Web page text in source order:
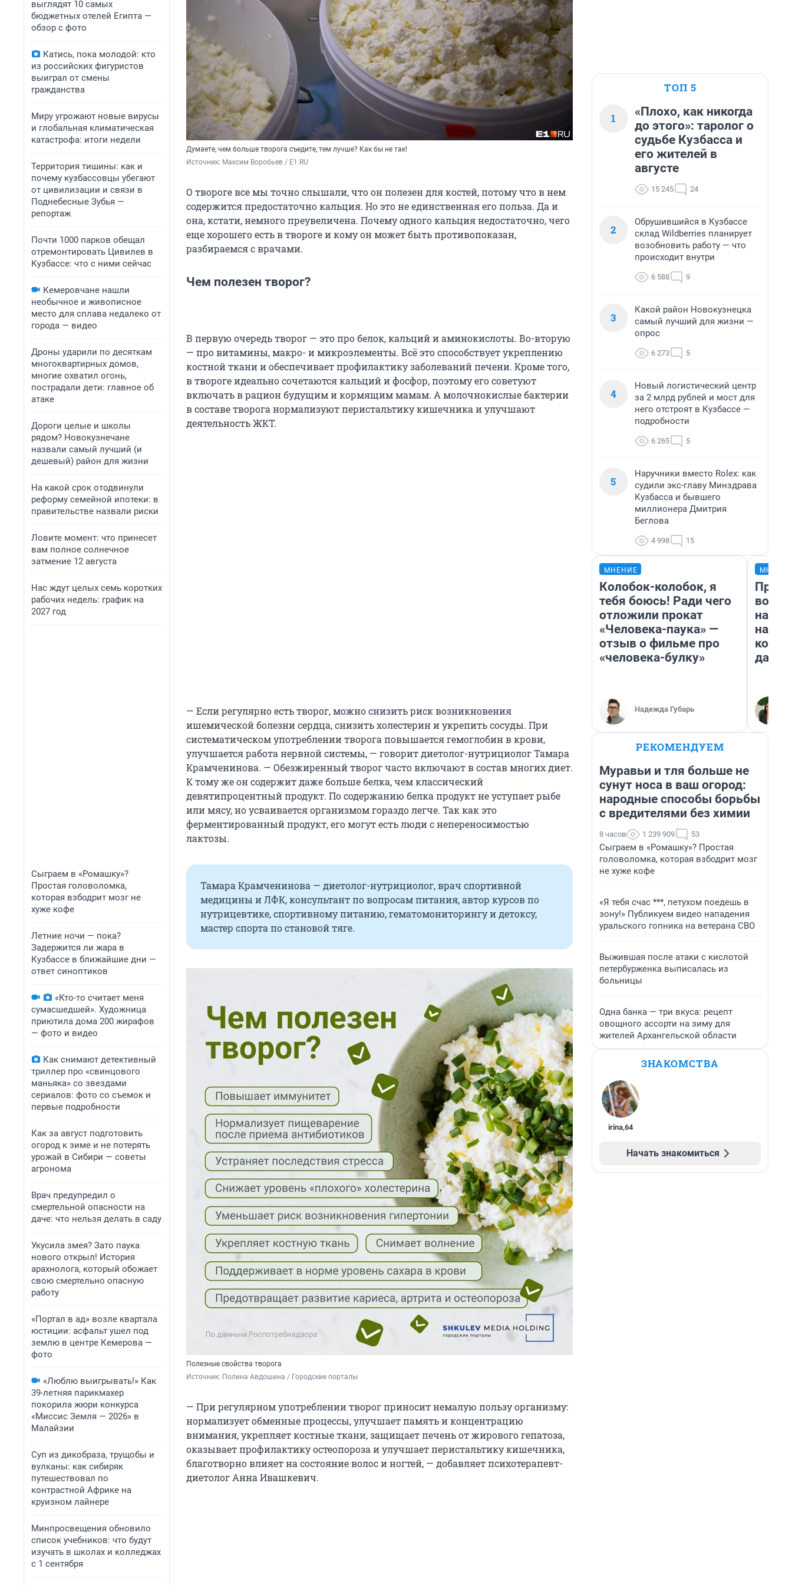
выглядят 10 самых
бюджетных отелей Египта —
обзор с фото
Катись, пока молодой: кто
из российских фигуристов
выиграл от смены
гражданства
Миру угрожают новые вирусы
и глобальная климатическая
катастрофа: итоги недели
Территория тишины: как и
почему кузбассовцы убегают
от цивилизации и связи в
Поднебесные Зубья —
репортаж
Почти 1000 парков обещал
отремонтировать Цивилев в
Кузбассе: что с ними сейчас
Кемеровчане нашли
необычное и живописное
место для сплава недалеко от
города — видео
Дроны ударили по десяткам
многоквартирных домов,
многие охватил огонь,
пострадали дети: главное об
атаке
Дороги целые и школы
рядом? Новокузнечане
назвали самый лучший (и
дешевый) район для жизни
На какой срок отодвинули
реформу семейной ипотеки: в
правительстве назвали риски
Ловите момент: что принесет
вам полное солнечное
затмение 12 августа
Нас ждут целых семь коротких
рабочих недель: график на
2027 год
Сыграем в «Ромашку»?
Простая головоломка,
которая взбодрит мозг не
хуже кофе
Летние ночи — пока?
Задержится ли жара в
Кузбассе в ближайшие дни —
ответ синоптиков
«Кто-то считает меня
сумасшедшей». Художница
приютила дома 200 жирафов
— фото и видео
Как снимают детективный
триллер про «свинцового
маньяка» со звездами
сериалов: фото со съемок и
первые подробности
Как за август подготовить
огород к зиме и не потерять
урожай в Сибири — советы
агронома
Врач предупредил о
смертельной опасности на
даче: что нельзя делать в саду
Укусила змея? Зато паука
нового открыл! История
арахнолога, который обожает
свою смертельно опасную
работу
«Портал в ад» возле квартала
юстиции: асфальт ушел под
землю в центре Кемерова —
фото
«Люблю выигрывать!» Как
39-летняя парикмахер
покорила жюри конкурса
«Миссис Земля — 2026» в
Малайзии
Суп из дикобраза, трущобы и
вулканы: как сибиряк
путешествовал по
контрастной Африке на
круизном лайнере
Минпросвещения обновило
список учебников: что будут
изучать в школах и колледжах
с 1 сентября
Думаете, чем больше творога съедите, тем лучше? Как бы не так!
Источник: Максим Воробьев / E1.RU
О твороге все мы точно слышали, что он полезен для костей, потому что в нем
содержится предостаточно кальция. Но это не единственная его польза. Да и
она, кстати, немного преувеличена. Почему одного кальция недостаточно, чего
еще хорошего есть в твороге и кому он может быть противопоказан,
разбираемся с врачами.
Чем полезен творог?
В первую очередь творог — это про белок, кальций и аминокислоты. Во-вторую
— про витамины, макро- и микроэлементы. Всё это способствует укреплению
костной ткани и обеспечивает профилактику заболеваний печени. Кроме того,
в твороге идеально сочетаются кальций и фосфор, поэтому его советуют
включать в рацион будущим и кормящим мамам. А молочнокислые бактерии
в составе творога нормализуют перистальтику кишечника и улучшают
деятельность ЖКТ.
— Если регулярно есть творог, можно снизить риск возникновения
ишемической болезни сердца, снизить холестерин и укрепить сосуды. При
систематическом употреблении творога повышается гемоглобин в крови,
улучшается работа нервной системы, — говорит диетолог-нутрициолог Тамара
Крамченинова. — Обезжиренный творог часто включают в состав многих диет.
К тому же он содержит даже больше белка, чем классический
девятипроцентный продукт. По содержанию белка продукт не уступает рыбе
или мясу, но усваивается организмом гораздо легче. Так как это
ферментированный продукт, его могут есть люди с непереносимостью
лактозы.
Тамара Крамченинова — диетолог-нутрициолог, врач спортивной
медицины и ЛФК, консультант по вопросам питания, автор курсов по
нутрицевтике, спортивному питанию, гематомониторингу и детоксу,
мастер спорта по становой тяге.
Полезные свойства творога
Источник: Полина Авдошина / Городские порталы
— При регулярном употреблении творог приносит немалую пользу организму:
нормализует обменные процессы, улучшает память и концентрацию
внимания, укрепляет костные ткани, защищает печень от жирового гепатоза,
оказывает профилактику остеопороза и улучшает перистальтику кишечника,
благотворно влияет на состояние волос и ногтей, — добавляет психотерапевт-
диетолог Анна Ивашкевич.
ТОП 5
1
«Плохо, как никогда
до этого»: таролог о
судьбе Кузбасса и
его жителей в
августе
15 245 24
2
Обрушившийся в Кузбассе
склад Wildberries планирует
возобновить работу — что
происходит внутри
6 588 9
3
Какой район Новокузнецка
самый лучший для жизни —
опрос
6 273 5
4
Новый логистический центр
за 2 млрд рублей и мост для
него отстроят в Кузбассе —
подробности
6 265 5
5
Наручники вместо Rolex: как
судили экс-главу Минздрава
Кузбасса и бывшего
миллионера Дмитрия
Беглова
4 998 15
МНЕНИЕ
Колобок-колобок, я
тебя боюсь! Ради чего
отложили прокат
«Человека-паука» —
отзыв о фильме про
«человека-булку»
Надежда Губарь
нам
даже
РЕКОМЕНДУЕМ
Муравьи и тля больше не
сунут носа в ваш огород:
народные способы борьбы
с вредителями без химии
8 часов 1 239 909 53
Сыграем в «Ромашку»? Простая
головоломка, которая взбодрит мозг
не хуже кофе
«Я тебя счас ***, петухом поедешь в
зону!» Публикуем видео нападения
уральского гопника на ветерана СВО
Выжившая после атаки с кислотой
петербурженка выписалась из
больницы
Одна банка — три вкуса: рецепт
овощного ассорти на зиму для
жителей Архангельской области
ЗНАКОМСТВА
irina,64
Начать знакомиться